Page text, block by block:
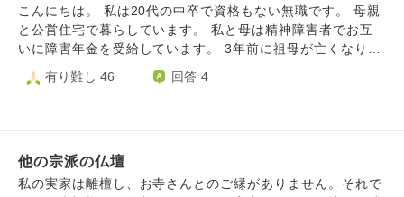
事もあるので帰宅後できるだけ早くお下げするのが良いでし
ょうか？ また、下げたあとも植物などにあげ循環させた方
がよいとなっていました（流し台にポイでなく） ２）水道
こちらも気の観点で、火を入れてカルキなどの不純物を飛ば
かいことも気になってしまいます。仏飯の容器もそうです
が、神仏様用に自分たちとは分けた綺麗なスポンジで洗った
こんにちは。 私は20代の中卒で資格もない無職です。 母親
と公営住宅で暮らしています。 私と母は精神障害者でお互
いに障害年金を受給しています。 3年前に祖母が亡くなりま
した。 祖母は甥の家でずっとずっといじめられており、母
は"一緒に住もう？"とずっと祖母に寄り添っていましたが、
はその400万円で仏壇を買いました。 (仏壇は甥の家にもあ
るのですがどうしても買いたいと母は買いました) 前置きが
有り難し 46 回答 4
他の宗派の仏壇
私の実家は離檀し、お寺さんとのご縁がありません。それで